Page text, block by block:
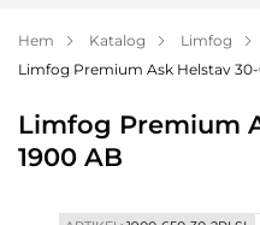
Betalning
Blogg
Hem Katalog Limfog
Limfog Premium Ask Helstav 30-
Limfog Premium
1900 AB